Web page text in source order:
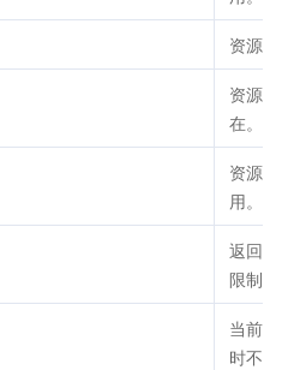
资源
资源
在。
资源
用。
返回
限制
当前
时不